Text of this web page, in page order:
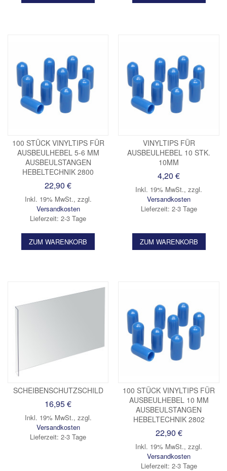
100 STÜCK VINYLTIPS FÜR
AUSBEULHEBEL 5-6 MM
AUSBEULSTANGEN
HEBELTECHNIK 2800
22,90 €
Inkl. 19% MwSt., zzgl.
Versandkosten
Lieferzeit: 2-3 Tage
ZUM WARENKORB
VINYLTIPS FÜR
AUSBEULHEBEL 10 STK.
10MM
4,20 €
Inkl. 19% MwSt.,zzgl.
Versandkosten
Lieferzeit: 2-3 Tage
ZUM WARENKORB
SCHEIBENSCHUTZSCHILD
16,95 €
Inkl. 19% MwSt., zzgl.
Versandkosten
Lieferzeit: 2-3 Tage
100 STÜCK VINYLTIPS FÜR
AUSBEULHEBEL 10 MM
AUSBEULSTANGEN
HEBELTECHNIK 2802
22,90 €
Inkl. 19% MwSt.,zzgl.
Versandkosten
Lieferzeit: 2-3 Tage